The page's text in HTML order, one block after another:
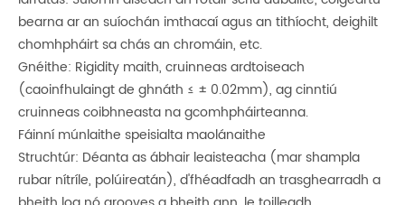
bearna ar an suíochán imthacaí agus an tithíocht, deighilt
chomhpháirt sa chás an chromáin, etc.
Gnéithe: Rigidity maith, cruinneas ardtoiseach
(caoinfhulaingt de ghnáth ≤ ± 0.02mm), ag cinntiú
cruinneas coibhneasta na gcomhpháirteanna.
Fáinní múnlaithe speisialta maolánaithe
Struchtúr: Déanta as ábhair leaisteacha (mar shampla
rubar nítríle, polúireatán), d'fhéadfadh an trasghearradh a